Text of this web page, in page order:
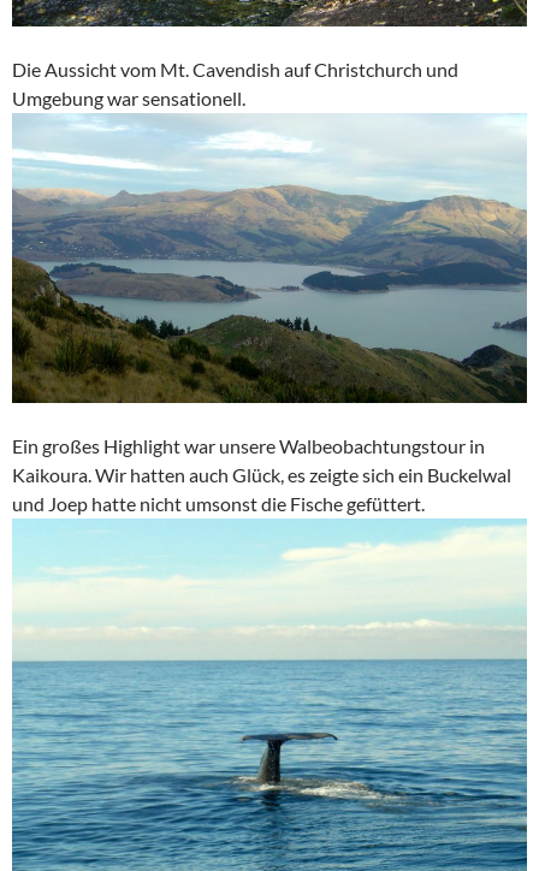
Die Aussicht vom Mt. Cavendish auf Christchurch und
Umgebung war sensationell.
Ein großes Highlight war unsere Walbeobachtungstour in
Kaikoura. Wir hatten auch Glück, es zeigte sich ein Buckelwal
und Joep hatte nicht umsonst die Fische gefüttert.